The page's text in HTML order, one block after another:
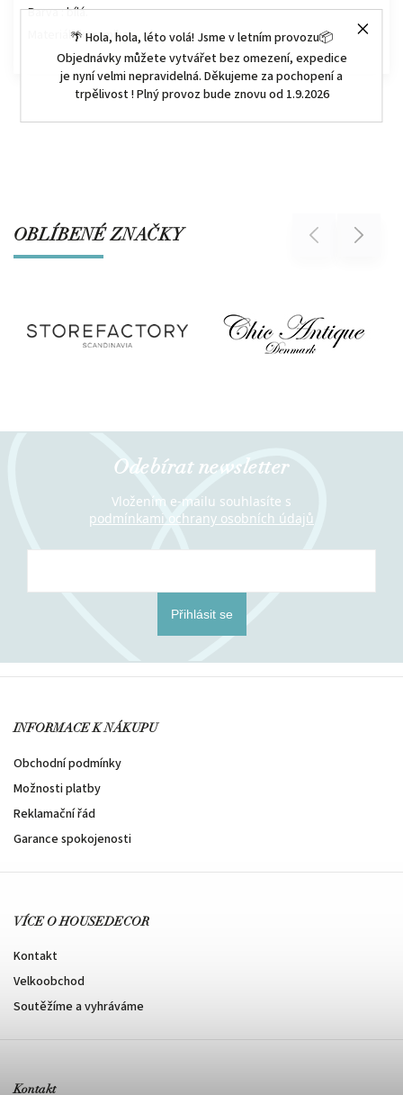
🌴 Hola, hola, léto volá! Jsme v letním provozu📦
Objednávky můžete vytvářet bez omezení, expedice
je nyní velmi nepravidelná. Děkujeme za pochopení a
trpělivost ! Plný provoz bude znovu od 1.9.2026
Barva : bílá.
Materiál : keramika.
OBLÍBENÉ ZNAČKY Previous Next
Odebírat newsletter
Vložením e-mailu souhlasíte s
podmínkami ochrany osobních údajů
Přihlásit se
INFORMACE K NÁKUPU
Obchodní podmínky
Možnosti platby
Reklamační řád
Garance spokojenosti
VÍCE O HOUSEDECOR
Kontakt
Velkoobchod
Soutěžíme a vyhráváme
Kontakt